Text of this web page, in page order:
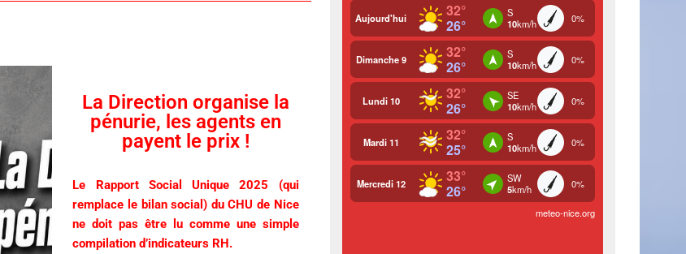
La Direction organise la
pénurie, les agents en
payent le prix !
Le Rapport Social Unique 2025 (qui
remplace le bilan social) du CHU de Nice
ne doit pas être lu comme une simple
compilation d’indicateurs RH.